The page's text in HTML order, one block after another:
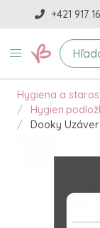
+421 917
Hygiena a
Dooky